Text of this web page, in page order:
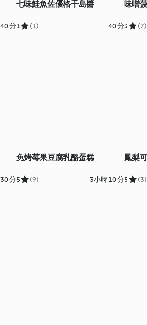
40 分
七味鮭魚佐優格千島醬
1 (1) 40 分
味噌
3 (7)
30 分
免烤莓果豆腐乳酪蛋糕
5 (9) 3小時 10 分
鳳梨
5 (3)